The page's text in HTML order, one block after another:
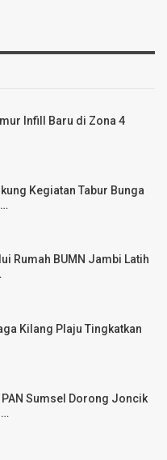
Infill Baru di Zona 4
Kegiatan Tabur Bunga
Rumah BUMN Jambi Latih
Kilang Plaju Tingkatkan
Sumsel Dorong Joncik